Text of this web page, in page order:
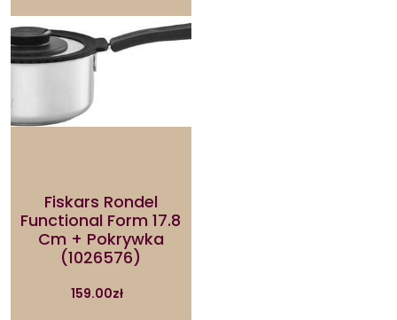
Fiskars Rondel
Functional Form 17.8
Cm + Pokrywka
(1026576)
159.00zł